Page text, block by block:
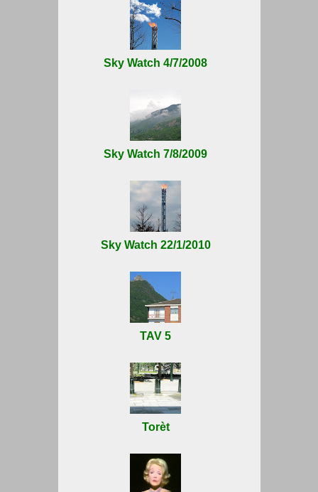
Sky Watch 4/7/2008
Sky Watch 7/8/2009
Sky Watch 22/1/2010
TAV 5
Torèt